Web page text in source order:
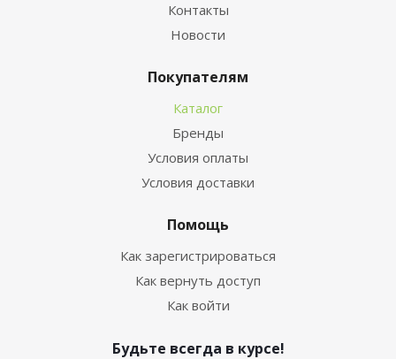
Контакты
Новости
Покупателям
Каталог
Бренды
Условия оплаты
Условия доставки
Помощь
Как зарегистрироваться
Как вернуть доступ
Как войти
Будьте всегда в курсе!